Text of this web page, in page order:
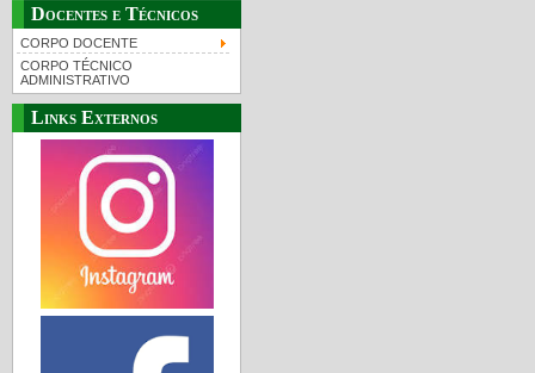
Docentes e Técnicos
CORPO DOCENTE
CORPO TÉCNICO
ADMINISTRATIVO
Links Externos